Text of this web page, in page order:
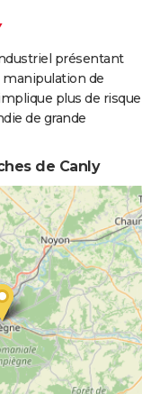
présentant
manipulation de
plus de risque
de grande
de Canly